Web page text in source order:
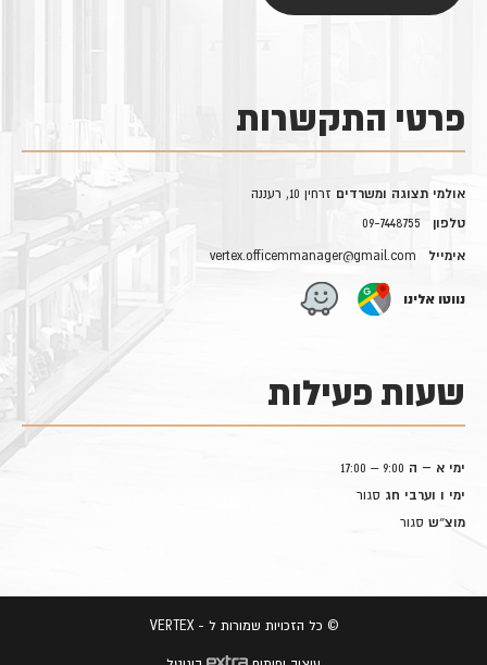
פרטי התקשרות
אולמי תצוגה ומשרדים זרחין 10, רעננה
טלפון 09-7448755
אימייל vertex.officemmanager@gmail.com
נווטו אלינו
שעות פעילות
ימי א – ה
ימי ו וערבי חג סגור
מוצ״ש סגור
© כל הזכויות שמורות ל - VERTEX